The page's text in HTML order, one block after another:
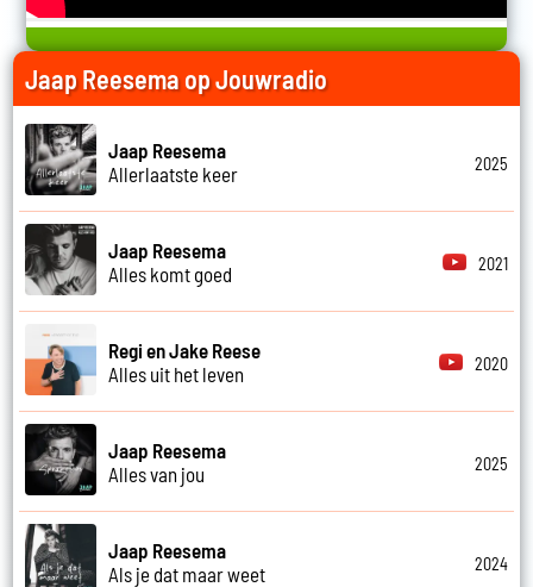
Jaap Reesema op Jouwradio
Jaap Reesema
Allerlaatste keer
2025
Jaap Reesema
Alles komt goed
2021
Regi en Jake Reese
Alles uit het leven
2020
Jaap Reesema
Alles van jou
2025
Jaap Reesema
Als je dat maar weet
2024